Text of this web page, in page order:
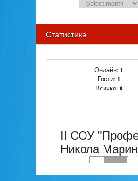
Статистика
Онлайн: 1
Гости: 1
Всичко: 0
II СОУ
Никола